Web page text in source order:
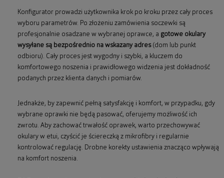
Konfigurator prowadzi użytkownika krok po kroku przez cały proces
wyboru parametrów. Po złożeniu zamówienia soczewki są
profesjonalnie osadzane w wybranej oprawce, a gotowe okulary
wysyłane są bezpośrednio na wskazany adres(dom lub punkt
odbioru). Cały proces jest wygodny i szybki, a kluczem do
komfortowego noszenia i prawidłowego widzenia jest dokładność
podanych przez klienta danych i pomiarów.
Jednakże, by zapewnić pełną satysfakcję i komfort, w przypadku, gdy
wybrane oprawki nie będą pasować, oferujemy możliwość ich
zwrotu. Aby zachować trwałość oprawek, warto przechowywać
okulary w etui, czyścić je ściereczką z mikrofibry i regularnie
kontrolować regulację. Drobne korekty ustawienia znacząco wpływają
na komfort noszenia.